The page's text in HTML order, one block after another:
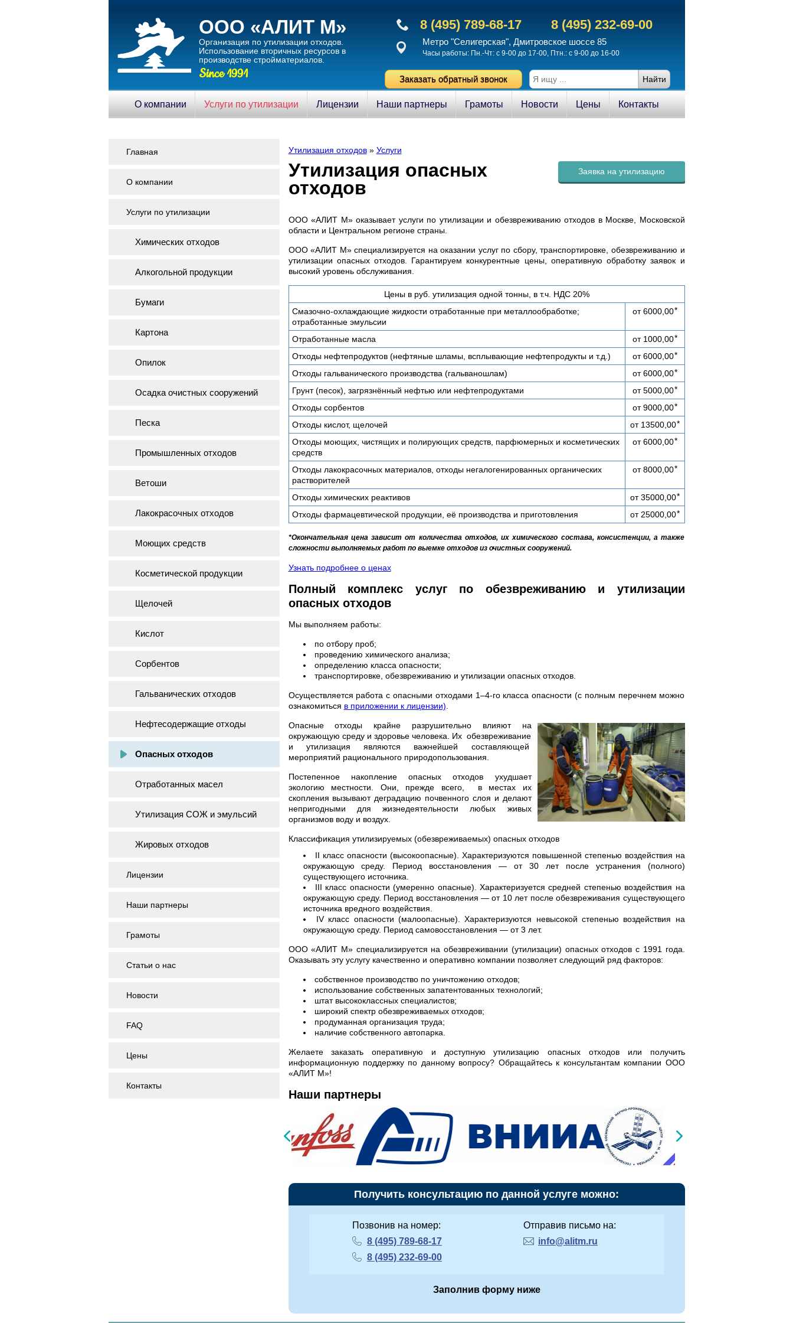
ООО «АЛИТ М»
Организация по утилизации отходов.
Использование вторичныx ресурсов в
производстве стройматериалов.
Since 1991
8 (495) 789-68-17 8 (495) 232-69-00
Метро "Селигерская", Дмитровское шоссе 85
Часы работы: Пн.-Чт: с 9-00 до 17-00, Птн.: с 9-00 до 16-00
Заказать обратный звонок
О компании Услуги по утилизации Лицензии Наши партнеры Грамоты Новости Цены Контакты
Утилизация отходов» Услуги
Заявка на утилизацию
Утилизация опасных
отходов
ООО «АЛИТ М» оказывает услуги по утилизации и обезвреживанию отходов в Москве, Московской
области и Центральном регионе страны.
ООО «АЛИТ М» специализируется на оказании услуг по сбору, транспортировке, обезвреживанию и
утилизации опасных отходов. Гарантируем конкурентные цены, оперативную обработку заявок и
высокий уровень обслуживания.
Цены в руб. утилизация одной тонны, в т.ч. НДС 20%
Смазочно-охлаждающие жидкости отработанные при металлообработке;
отработанные эмульсии
от 6000,00*
Отработанные масла от 1000,00*
Отходы нефтепродуктов (нефтяные шламы, всплывающие нефтепродукты и т.д.)
от 6000,00*
Отходы гальванического производства (гальваношлам)
от 6000,00*
Грунт (песок), загрязнённый нефтью или нефтепродуктами
от 5000,00*
Отходы сорбентов
от 9000,00*
Отходы кислот, щелочей
от 13500,00*
Отходы моющих, чистящих и полирующих средств, парфюмерных и косметических
средств
от 6000,00*
Отходы лакокрасочных материалов, отходы негалогенированных органических
растворителей
от 8000,00*
Отходы химических реактивов от 35000,00*
Отходы фармацевтической продукции, её производства и приготовления
от 25000,00*
*Окончательная цена зависит от количества отходов, их химического состава, консистенции, а также
сложности выполняемых работ по выемке отходов из очистных сооружений.
Узнать подробнее о ценах
Полный комплекс услуг по обезвреживанию и утилизации
опасных отходов
Мы выполняем работы:
по отбору проб;
проведению химического анализа;
определению класса опасности;
транспортировке, обезвреживанию и утилизации опасных отходов.
Осуществляется работа с опасными отходами 1–4-го класса опасности (с полным перечнем можно
ознакомиться в приложении к лицензии)
Опасные отходы крайне разрушительно влияют на
окружающую среду и здоровье человека. Их обезвреживание
и утилизация являются важнейшей составляющей
мероприятий рационального природопользования.
Постепенное накопление опасных отходов ухудшает
экологию местности. Они, прежде всего, в местах их
скопления вызывают деградацию почвенного слоя и делают
непригодными для жизнедеятельности любых живых
организмов воду и воздух.
Классификация утилизируемых (обезвреживаемых) опасных отходов
II класс опасности (высокоопасные). Характеризуются повышенной степенью воздействия на
окружающую среду. Период восстановления — от 30 лет после устранения (полного)
существующего источника.
III класс опасности (умеренно опасные). Характеризуется средней степенью воздействия на
окружающую среду. Период восстановления — от 10 лет после обезвреживания существующего
источника вредного воздействия.
IV класс опасности (малоопасные). Характеризуются невысокой степенью воздействия на
окружающую среду. Период самовосстановления — от 3 лет.
ООО «АЛИТ М» специализируется на обезвреживании (утилизации) опасных отходов с 1991 года.
Оказывать эту услугу качественно и оперативно компании позволяет следующий ряд факторов:
собственное производство по уничтожению отходов;
использование собственных запатентованных технологий;
штат высококлассных специалистов;
широкий спектр обезвреживаемых отходов;
продуманная организация труда;
наличие собственного автопарка.
Желаете заказать оперативную и доступную утилизацию опасных отходов или получить
информационную поддержку по данному вопросу? Обращайтесь к консультантам компании ООО
«АЛИТ М»!
Наши партнеры
Получить консультацию по данной услуге можно:
Позвонив на номер:
8 (495) 789-68-17
8 (495) 232-69-00
Отправив письмо на:
info@alitm.ru
Заполнив форму ниже
Главная
О компании
Услуги по утилизации
Химических отходов
Алкогольной продукции
Бумаги
Картона
Опилок
Осадка очистных сооружений
Песка
Промышленных отходов
Ветоши
Лакокрасочных отходов
Моющих средств
Косметической продукции
Щелочей
Кислот
Сорбентов
Гальванических отходов
Нефтесодержащие отходы
Опасных отходов
Отработанных масел
Утилизация СОЖ и эмульсий
Жировых отходов
Лицензии
Наши партнеры
Грамоты
Статьи о нас
Новости
FAQ
Цены
Контакты